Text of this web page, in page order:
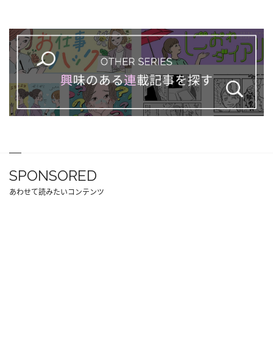
SPONSORED
あわせて読みたいコンテンツ